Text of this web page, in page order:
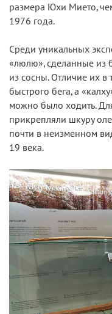
размера Юхи Мието,
1976 года.
Среди уникальных
«люлю», сделанные из
из сосны. Отличие их
быстрого бега, а
можно было ходить.
прикрепляли шкуру
почти в неизменном
19 века.